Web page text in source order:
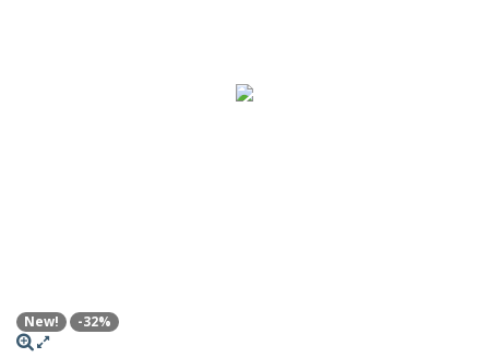
New! -32%